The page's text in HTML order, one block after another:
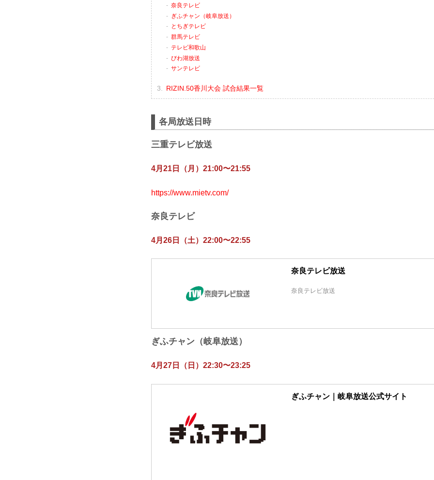
奈良テレビ
ぎふチャン（岐阜放送）
とちぎテレビ
群馬テレビ
テレビ和歌山
びわ湖放送
サンテレビ
RIZIN.50香川大会 試合結果一覧
各局放送日時
三重テレビ放送
4月21日（月）21:00〜21:55
https://www.mietv.com/
奈良テレビ
4月26日（土）22:00〜22:55
奈良テレビ放送
奈良テレビ放送
ぎふチャン（岐阜放送）
4月27日（日）22:30〜23:25
ぎふチャン｜岐阜放送公式サイト